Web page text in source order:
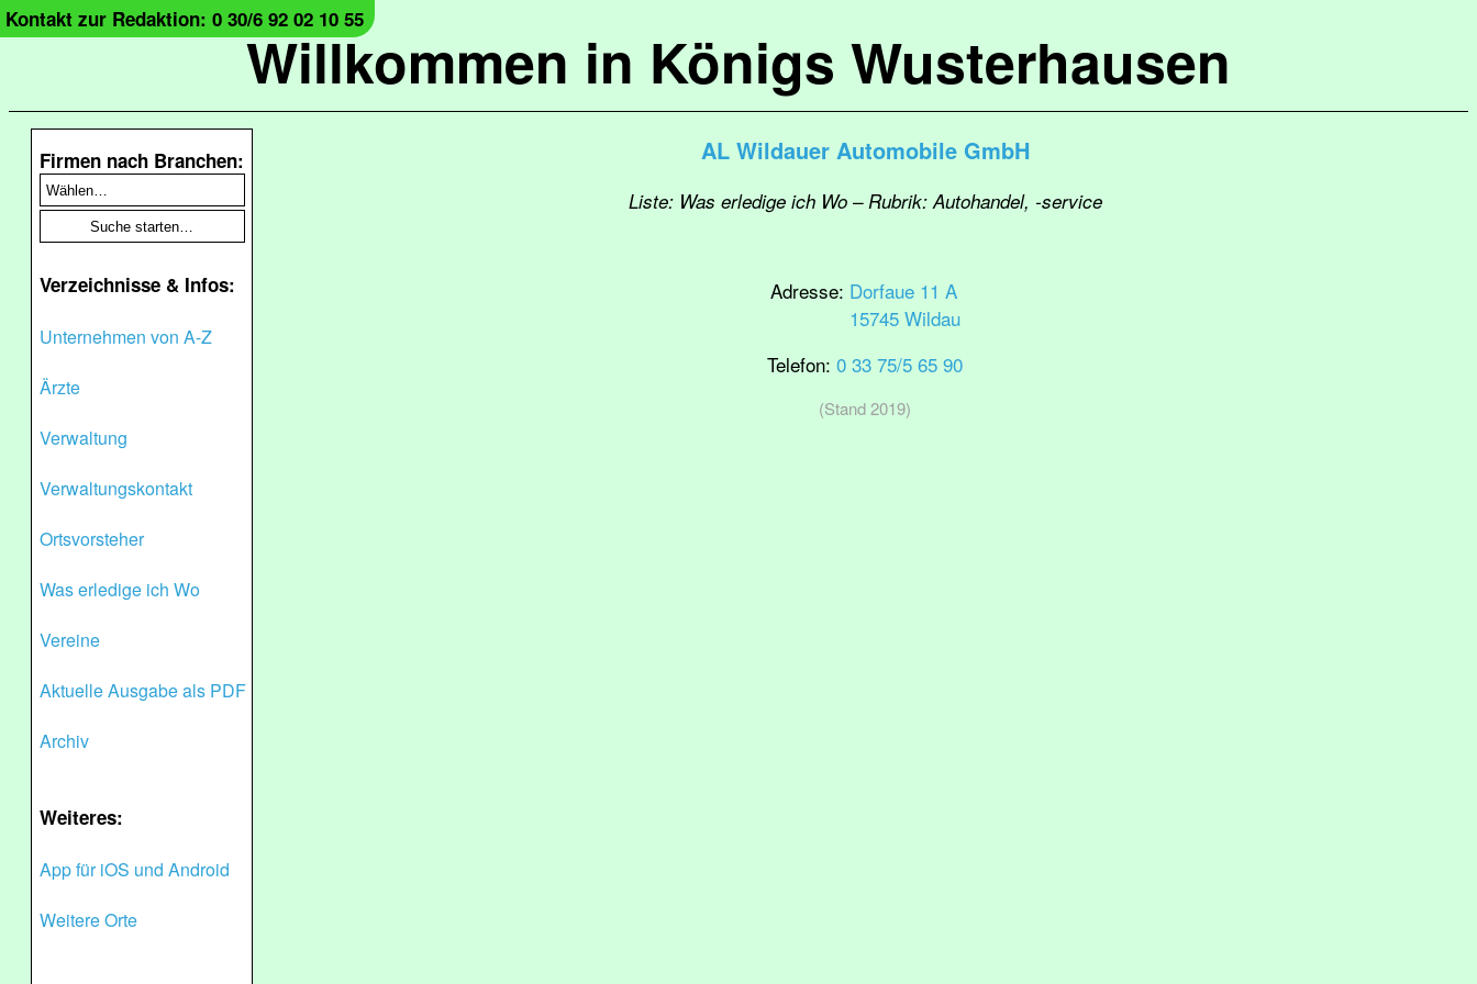
Willkommen in Königs Wusterhausen
Kontakt zur Redaktion: 0 30/6 92 02 10 55
Firmen nach Branchen:
Verzeichnisse & Infos:
Unternehmen von A-Z
Ärzte
Verwaltung
Verwaltungskontakt
Ortsvorsteher
Was erledige ich Wo
Vereine
Aktuelle Ausgabe als PDF
Archiv
Weiteres:
App für iOS und Android
Weitere Orte
AL Wildauer Automobile GmbH
Liste: Was erledige ich Wo – Rubrik: Autohandel, -service
Adresse: Dorfaue 11 A
15745 Wildau
Telefon: 0 33 75/5 65 90
(Stand 2019)